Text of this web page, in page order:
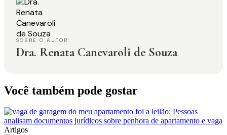
SOBRE O AUTOR
Dra. Renata Canevaroli de Souza
Você também pode gostar
Artigos